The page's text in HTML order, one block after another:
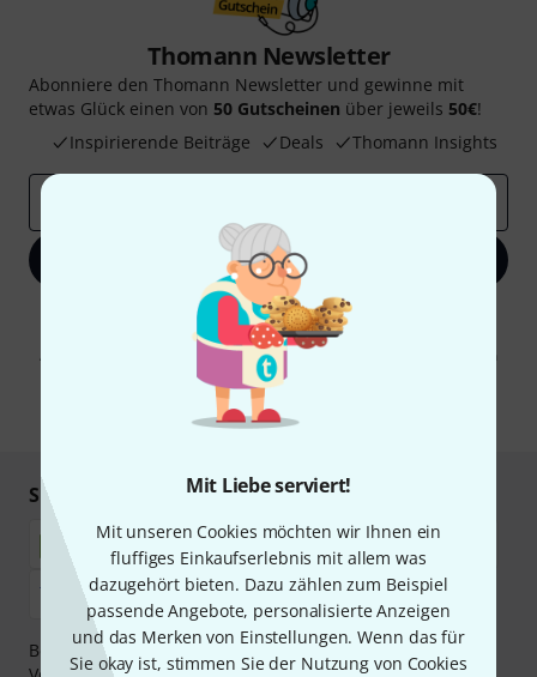
Mit Liebe serviert!
Mit unseren Cookies möchten wir Ihnen ein
fluffiges Einkaufserlebnis mit allem was
dazugehört bieten. Dazu zählen zum Beispiel
passende Angebote, personalisierte Anzeigen
und das Merken von Einstellungen. Wenn das für
Sie okay ist, stimmen Sie der Nutzung von Cookies
Thomann Newsletter
Abonniere den Thomann Newsletter und gewinne mit
etwas Glück einen von 50 Gutscheinen über jeweils 50€!
Inspirierende Beiträge
Deals Thomann Insights
Jetzt anmelden
Mit Klick auf „Jetzt anmelden“ stimmen Sie dem Erhalt von E-Mail-
Werbung und einer Messung des E-Mail-Nutzungsverhaltens zu. Die
Abmeldung ist jederzeit möglich. Weitere Informationen finden Sie in
unseren
Datenschutzhinweisen
* Pflichtfeld
Sicher einkaufen & bezahlen
Bezahlen Sie vertraulich und sicher per Nachnahme,